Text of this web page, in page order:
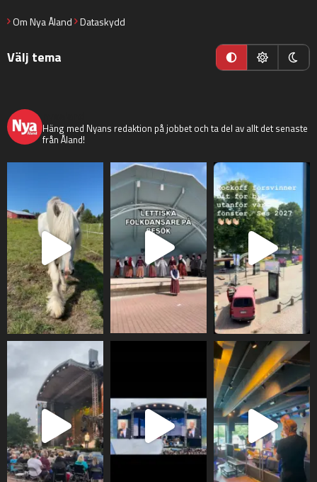
Om Nya Åland Dataskydd
Välj tema
Häng med Nyans redaktion på jobbet och ta del av allt det senaste
från Åland!